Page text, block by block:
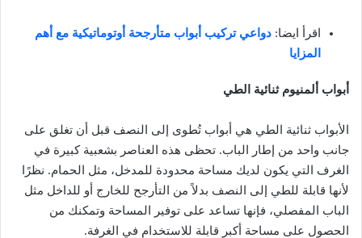
اقرأ ايضا: دواعي تركيب أبواب متأرجحة أوتوماتيكية مع أهم
المزايا
أبواب ألمنيوم ثنائية الطي
الأبواب ثنائية الطي هي أبواب تُطوى إلى النصف قبل أن تغلق على
جانب واحد من إطار الباب. تحظى هذه العناصر بشعبية كبيرة في
الغرف التي يكون لديك مساحة محدودة للمدخل، مثل الحمام. نظرًا
لأنها قابلة للطي إلى النصف بدلاً من التأرجح للخارج أو للداخل مثل
الباب المفصلي، فإنها تساعد على توفير المساحة وتمكنك من
الحصول على مساحة أكبر قابلة للاستخدام في الغرفة.